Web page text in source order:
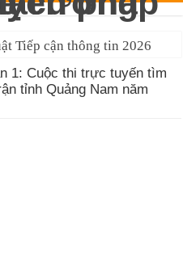
Tiếp cận thông tin 2026
1: Cuộc thi trực tuyến tìm
tỉnh Quảng Nam năm